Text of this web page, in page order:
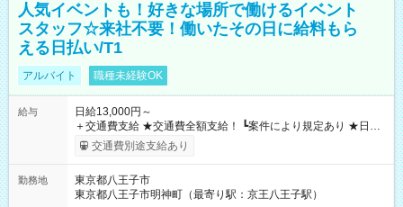
人気イベントも！好きな場所で働けるイベント
スタッフ☆来社不要！働いたその日に給料もら
える日払い/T1
アルバイト 職種未経験OK
給与
日給13,000円～
＋交通費支給 ★交通費全額支給！ ┗案件により規定あり ★日払
いOK！（規定あり） ┗働いたその日に現金GET♪ お仕事後はコ
ンビニATMから 日払い分を引き落とせます！ 【試用期間】試
交通費別途支給あり
勤務地
東京都八王子市
東京都八王子市明神町（最寄り駅：京王八王子駅）